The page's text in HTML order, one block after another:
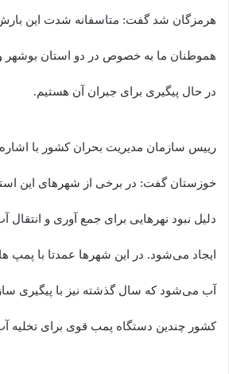
هرمزگان شد گفت: متاسفانه شدت این بارش
هموطنان ما به خصوص در دو استان بوشهر
در حال پیگیری برای جبران آن هستیم.
رییس سازمان مدیریت بحران کشور با
خوزستان گفت: در برخی از شهرهای این
دلیل نبود نهرهایی برای جمع آوری و
ایجاد می‌شود. در این شهرها عمدتا با پمپ
آب می‌شود که سال گذشته نیز با پیگیری
کشور چندین دستگاه پمب قوی برای تخلیه